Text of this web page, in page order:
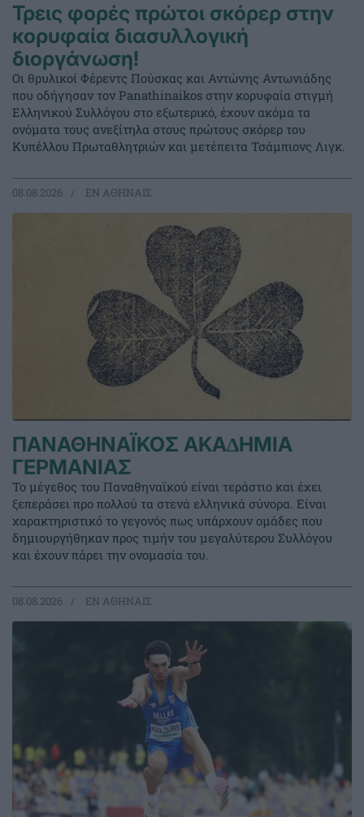
Τρεις φορές πρώτοι σκόρερ στην
κορυφαία διασυλλογική
διοργάνωση!
Οι θρυλικοί Φέρεντς Πούσκας και Αντώνης Αντωνιάδης
που οδήγησαν τον Panathinaikos στην κορυφαία στιγμή
Ελληνικού Συλλόγου στο εξωτερικό, έχουν ακόμα τα
ονόματα τους ανεξίτηλα στους πρώτους σκόρερ του
Κυπέλλου Πρωταθλητριών και μετέπειτα Τσάμπιονς Λιγκ.
08.08.2026 EΝ ΑΘΗΝΑΙΣ
ΠΑΝΑΘΗΝΑΪΚΟΣ ΑΚΑ∆ΗΜΙΑ
ΓΕΡΜΑΝΙΑΣ
Το μέγεθος του Παναθηναϊκού είναι τεράστιο και έχει
ξεπεράσει προ πολλού τα στενά ελληνικά σύνορα. Είναι
χαρακτηριστικό το γεγονός πως υπάρχουν ομάδες που
δημιουργήθηκαν προς τιμήν του μεγαλύτερου Συλλόγου
και έχουν πάρει την ονομασία του.
08.08.2026 EΝ ΑΘΗΝΑΙΣ